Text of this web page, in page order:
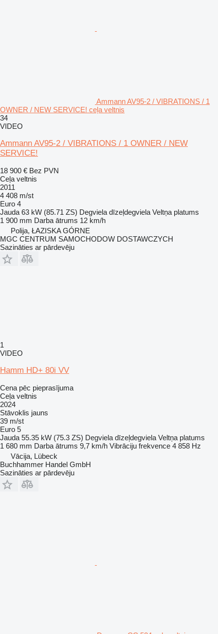
Ammann AV95-2 / VIBRATIONS / 1
OWNER / NEW SERVICE! ceļa veltnis
34
VIDEO
Ammann AV95-2 / VIBRATIONS / 1 OWNER / NEW
SERVICE!
18 900 € Bez PVN
Ceļa veltnis
2011
4 408 m/st
Euro 4
Jauda 63 kW (85.71 ZS) Degviela dīzeļdegviela Veltņa platums
1 900 mm Darba ātrums 12 km/h
Polija, ŁAZISKA GÓRNE
MGC CENTRUM SAMOCHODOW DOSTAWCZYCH
Sazināties ar pārdevēju
1
VIDEO
Hamm HD+ 80i VV
Cena pēc pieprasījuma
Ceļa veltnis
2024
Stāvoklis jauns
39 m/st
Euro 5
Jauda 55.35 kW (75.3 ZS) Degviela dīzeļdegviela Veltņa platums
1 680 mm Darba ātrums 9,7 km/h Vibrāciju frekvence 4 858 Hz
Vācija, Lübeck
Buchhammer Handel GmbH
Sazināties ar pārdevēju